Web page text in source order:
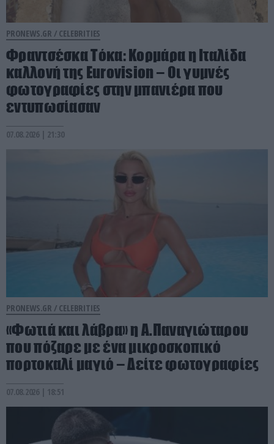
PRONEWS.GR / CELEBRITIES
Φραντσέσκα Τόκα: Κορμάρα η Ιταλίδα
καλλονή της Eurovision – Οι γυμνές
φωτογραφίες στην μπανιέρα που
εντυπωσίασαν
07.08.2026 | 21:30
PRONEWS.GR / CELEBRITIES
«Φωτιά και λάβρα» η Α.Παναγιώταρου
που πόζαρε με ένα μικροσκοπικό
πορτοκαλί μαγιό – Δείτε φωτογραφίες
07.08.2026 | 18:51